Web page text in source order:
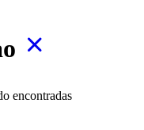
encontradas